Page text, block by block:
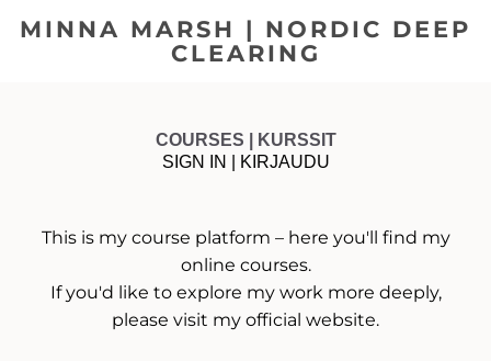
MINNA MARSH | NORDIC DEEP
CLEARING
COURSES | KURSSIT
SIGN IN | KIRJAUDU
This is my course platform – here you'll find my
online courses.
If you'd like to explore my work more deeply,
please visit my official website.